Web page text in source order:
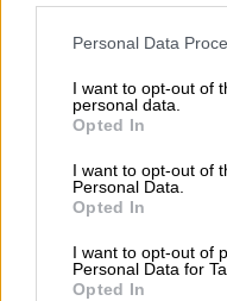
Personal Data
I want to opt-out of
personal data.
Opted In
I want to opt-out of
Personal Data.
Opted In
I want to opt-out of
Personal Data for
Opted In
preparar la
El Apple
disponible en